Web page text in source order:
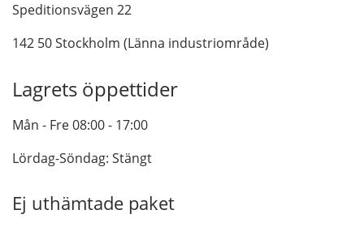
Speditionsvägen 22
142 50 Stockholm (Länna industriområde)
Lagrets öppettider
Mån - Fre 08:00 - 17:00
Lördag-Söndag: Stängt
Ej uthämtade paket